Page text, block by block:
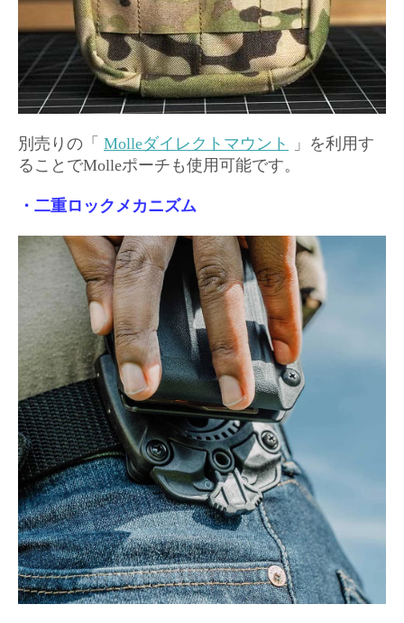
別売りの「 Molleダイレクトマウント
」を利用す
ることでMolleポーチも使用可能です。
・二重ロックメカニズム